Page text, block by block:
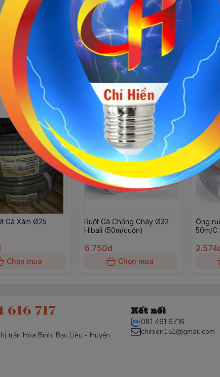
Gà Xám Ø25
Chọn mua
Ruột Gà Chống Cháy Ø32
Hibali (50m/cuộn)
6.750đ
Chọn mua
Ống
50m/C
616 717
trấn Hòa Bình, Bạc Liêu - Huyện
Kết nối
081 461 6716
chihien151@gmail.com